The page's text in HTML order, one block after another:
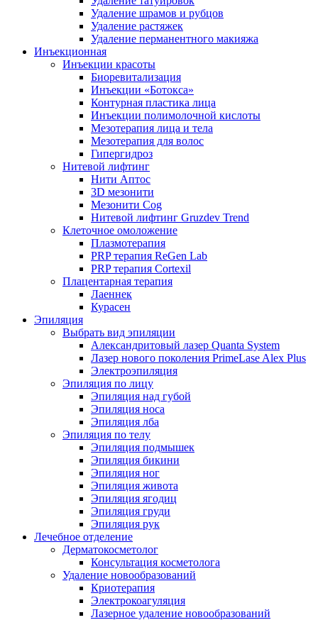
Удаление шрамов и рубцов
Удаление растяжек
Удаление перманентного макияжа
Инъекционная
Инъекции красоты
Биоревитализация
Инъекции «Ботокса»
Контурная пластика лица
Инъекции полимолочной кислоты
Мезотерапия лица и тела
Мезотерапия для волос
Гипергидроз
Нитевой лифтинг
Нити Аптос
3D мезонити
Мезонити Cog
Нитевой лифтинг Gruzdev Trend
Клеточное омоложение
Плазмотерапия
PRP терапия ReGen Lab
PRP терапия Cortexil
Плацентарная терапия
Лаеннек
Курасен
Эпиляция
Выбрать вид эпиляции
Александритовый лазер Quanta System
Лазер нового поколения PrimeLase Alex Plus
Электроэпиляция
Эпиляция по лицу
Эпиляция над губой
Эпиляция носа
Эпиляция лба
Эпиляция по телу
Эпиляция подмышек
Эпиляция бикини
Эпиляция ног
Эпиляция живота
Эпиляция ягодиц
Эпиляция груди
Эпиляция рук
Лечебное отделение
Дерматокосметолог
Консультация косметолога
Удаление новообразований
Криотерапия
Электрокоагуляция
Лазерное удаление новообразований